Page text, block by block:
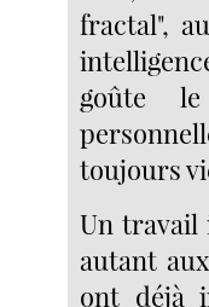
fractal",
goûte
toujours
Un travail
autant
ont déjà